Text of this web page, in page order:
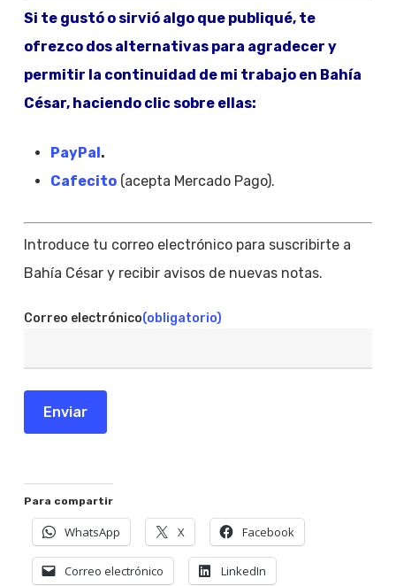
Si te gustó o sirvió algo que publiqué, te
ofrezco dos alternativas para agradecer y
permitir la continuidad de mi trabajo en Bahía
César, haciendo clic sobre ellas:
PayPal.
Cafecito(acepta Mercado Pago).
Introduce tu correo electrónico para suscribirte a
Bahía César y recibir avisos de nuevas notas.
Correo electrónico(obligatorio)
Enviar
Para compartir
WhatsApp X Facebook
Correo electrónico LinkedIn